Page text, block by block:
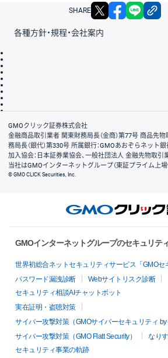
SHARE X
各種方針・規程・会社案内
会社案内
GMOクリック証券株式会社
金融商品取引業者 関東財務局長（金商）第77号 商品先
務局長（銀代）第330号 所属銀行：GMOあおぞらネット
加入協会：日本証券業協会、一般社団法人 金融先物取引
当社はGMOインターネットグループ（東証プライム上場
© GMO CLICK Securities, Inc.
GMOインターネットグループのセキュリテ
世界初総合ネットセキュリティサービス「GMOセ
パスワード漏洩診断
Webサイトリスク診断
セキュリティ相談AIチャットボット
実在証明・盗聴対策
サイバー攻撃対策（GMOサイバーセキュリティ by
サイバー攻撃対策（GMO Flatt Security）
なり
セキュリティ事業の軌跡